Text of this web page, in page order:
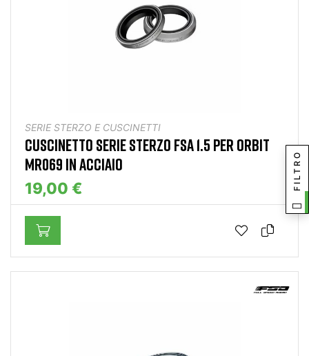
SERIE STERZO E CUSCINETTI
CUSCINETTO SERIE STERZO FSA 1.5 PER ORBIT
MR069 IN ACCIAIO
19,00 € FILTRO